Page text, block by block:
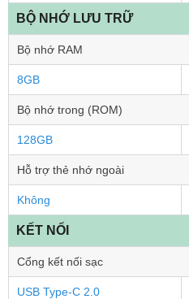
BỘ NHỚ LƯU TRỮ
Bộ nhớ RAM
8GB
Bộ nhớ trong (ROM)
128GB
Hỗ trợ thẻ nhớ ngoài
Không
KẾT NỐI
Cổng kết nối sạc
USB Type-C 2.0